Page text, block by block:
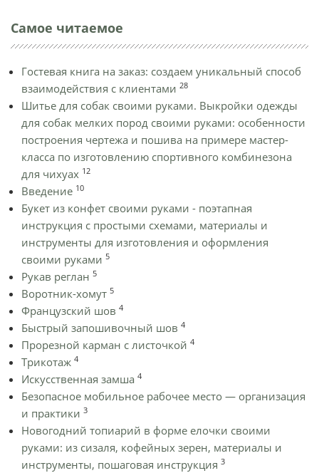
Самое читаемое
Гостевая книга на заказ: создаем уникальный способ
взаимодействия с клиентами 28
Шитье для собак своими руками. Выкройки одежды
для собак мелких пород своими руками: особенности
построения чертежа и пошива на примере мастер-
класса по изготовлению спортивного комбинезона
для чихуах 12
Введение 10
Букет из конфет своими руками - поэтапная
инструкция с простыми схемами, материалы и
инструменты для изготовления и оформления
своими руками 5
Рукав реглан 5
Воротник-хомут 5
Французский шов 4
Быстрый запошивочный шов 4
Прорезной карман с листочкой 4
Трикотаж 4
Искусственная замша 4
Безопасное мобильное рабочее место — организация
и практики 3
Новогодний топиарий в форме елочки своими
руками: из сизаля, кофейных зерен, материалы и
инструменты, пошаговая инструкция 3